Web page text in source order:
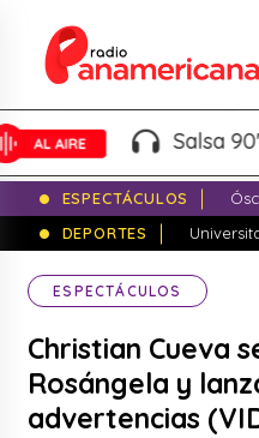
Salsa 90's |
ESPECTÁCULOS
DEPORTES
ESPECTÁCULOS
Christian Cueva
Rosángela y
advertencias